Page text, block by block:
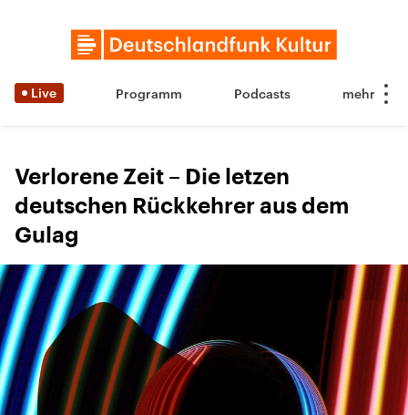
Live Programm Podcasts
Verlorene Zeit – Die letzen
deutschen Rückkehrer aus dem
Gulag